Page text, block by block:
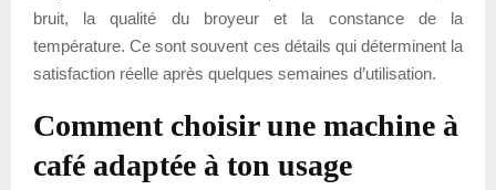
bruit, la qualité du broyeur et la constance de la
température. Ce sont souvent ces détails qui déterminent la
satisfaction réelle après quelques semaines d’utilisation.
Comment choisir une machine à
café adaptée à ton usage